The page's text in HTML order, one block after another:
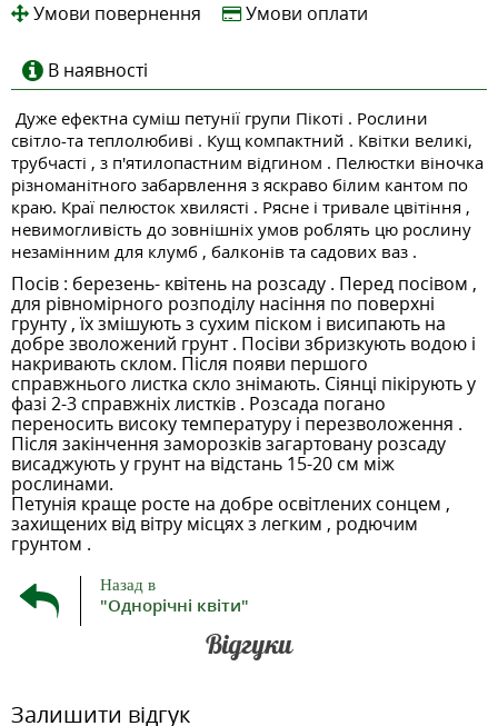
Умови повернення Умови оплати
В наявності
Дуже ефектна суміш петунії групи Пікоті . Рослини
світло-та теплолюбиві . Кущ компактний . Квітки великі,
трубчасті , з п'ятилопастним відгином . Пелюстки віночка
різноманітного забарвлення з яскраво білим кантом по
краю. Краї пелюсток хвилясті . Рясне і тривале цвітіння ,
невимогливість до зовнішніх умов роблять цю рослину
незамінним для клумб , балконів та садових ваз .
Посів : березень- квітень на розсаду . Перед посівом ,
для рівномірного розподілу насіння по поверхні
грунту , їх змішують з сухим піском і висипають на
добре зволожений грунт . Посіви збризкують водою і
накривають склом. Після появи першого
справжнього листка скло знімають. Сіянці пікірують у
фазі 2-3 справжніх листків . Розсада погано
переносить високу температуру і перезволоження .
Після закінчення заморозків загартовану розсаду
висаджують у грунт на відстань 15-20 см між
рослинами.
Петунія краще росте на добре освітлених сонцем ,
захищених від вітру місцях з легким , родючим
грунтом .
Назад в
"Однорічні квіти"
Відгуки
Залишити відгук